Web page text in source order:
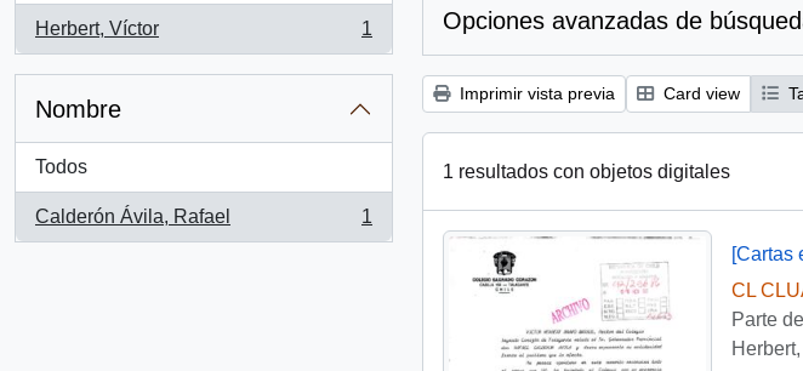
Herbert, Víctor
, 1 resultados
1
Nombre
Todos
Calderón Ávila, Rafael
, 1 resultados
1
Opciones avanzadas de
Imprimir vista previa Card view
1 resultados con objetos digitales
[Cartas
CL
Parte de